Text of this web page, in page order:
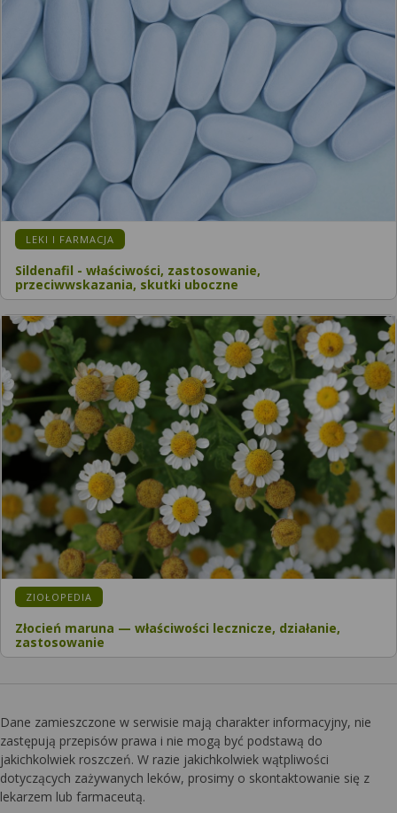
KATEGORIA:
LEKI I FARMACJA
Sildenafil - właściwości, zastosowanie,
przeciwwskazania, skutki uboczne
KATEGORIA:
ZIOŁOPEDIA
Złocień maruna — właściwości lecznicze, działanie,
zastosowanie
Dane zamieszczone w serwisie mają charakter informacyjny, nie
zastępują przepisów prawa i nie mogą być podstawą do
jakichkolwiek roszczeń. W razie jakichkolwiek wątpliwości
dotyczących zażywanych leków, prosimy o skontaktowanie się z
lekarzem lub farmaceutą.